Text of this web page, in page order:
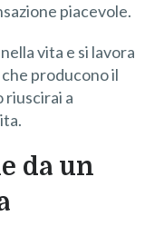
piacevole.
vita e si lavora
producono il
riuscirai a
da un